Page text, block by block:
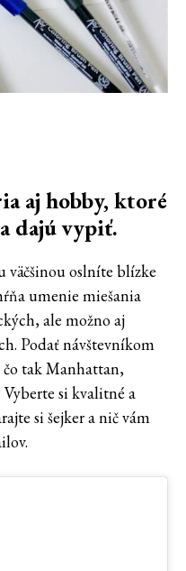
aj hobby, ktoré
dajú vypiť.
väčšinou oslníte blízke
umenie miešania
ale možno aj
Podať návštevníkom
tak Manhattan,
si kvalitné a
si šejker a nič vám